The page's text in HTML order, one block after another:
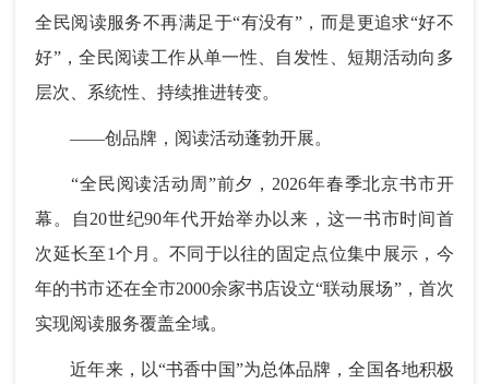
全民阅读服务不再满足于“有没有”，而是更追求“好不
好”，全民阅读工作从单一性、自发性、短期活动向多
层次、系统性、持续推进转变。
——创品牌，阅读活动蓬勃开展。
“全民阅读活动周”前夕，2026年春季北京书市开
幕。自20世纪90年代开始举办以来，这一书市时间首
次延长至1个月。不同于以往的固定点位集中展示，今
年的书市还在全市2000余家书店设立“联动展场”，首次
实现阅读服务覆盖全域。
近年来，以“书香中国”为总体品牌，全国各地积极